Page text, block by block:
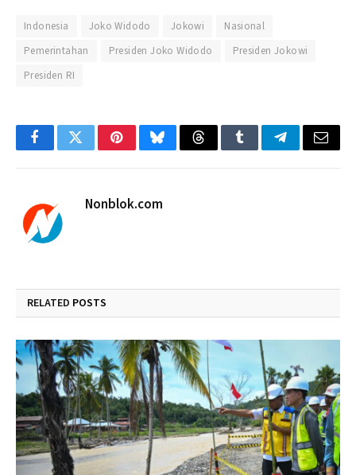
Indonesia Joko Widodo Jokowi
Nasional
Pemerintahan
Presiden Joko Widodo
Presiden Jokowi
Presiden RI
FacebookTwitterPinterestBlueskyThreadsTumblrTelegramEmail
Nonblok.com
RELATED POSTS